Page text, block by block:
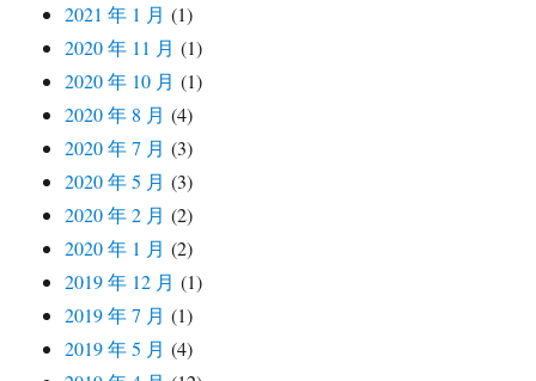
2021 年 1 月 (1)
2020 年 11 月 (1)
2020 年 10 月 (1)
2020 年 8 月 (4)
2020 年 7 月 (3)
2020 年 5 月 (3)
2020 年 2 月 (2)
2020 年 1 月 (2)
2019 年 12 月 (1)
2019 年 7 月 (1)
2019 年 5 月 (4)